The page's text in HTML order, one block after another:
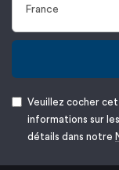
Veuillez cocher
informations sur
détails dans notre